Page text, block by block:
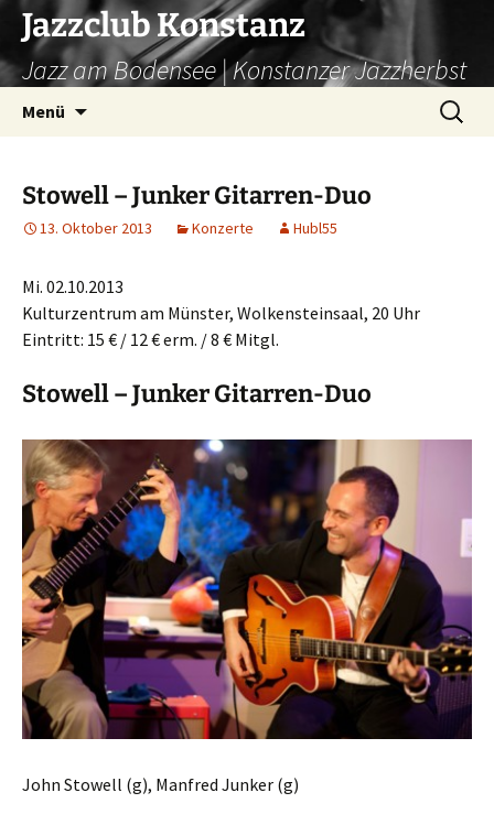
Zum
Inhalt
springen
Jazzclub Konstanz
Jazz am Bodensee | Konstanzer Jazzherbst
Menü
Suchen
nach:
Stowell – Junker Gitarren-Duo
13. Oktober 2013 Konzerte Hubl55
Mi. 02.10.2013
Kulturzentrum am Münster, Wolkensteinsaal, 20 Uhr
Eintritt: 15 € / 12 € erm. / 8 € Mitgl.
Stowell – Junker Gitarren-Duo
John Stowell (g), Manfred Junker (g)